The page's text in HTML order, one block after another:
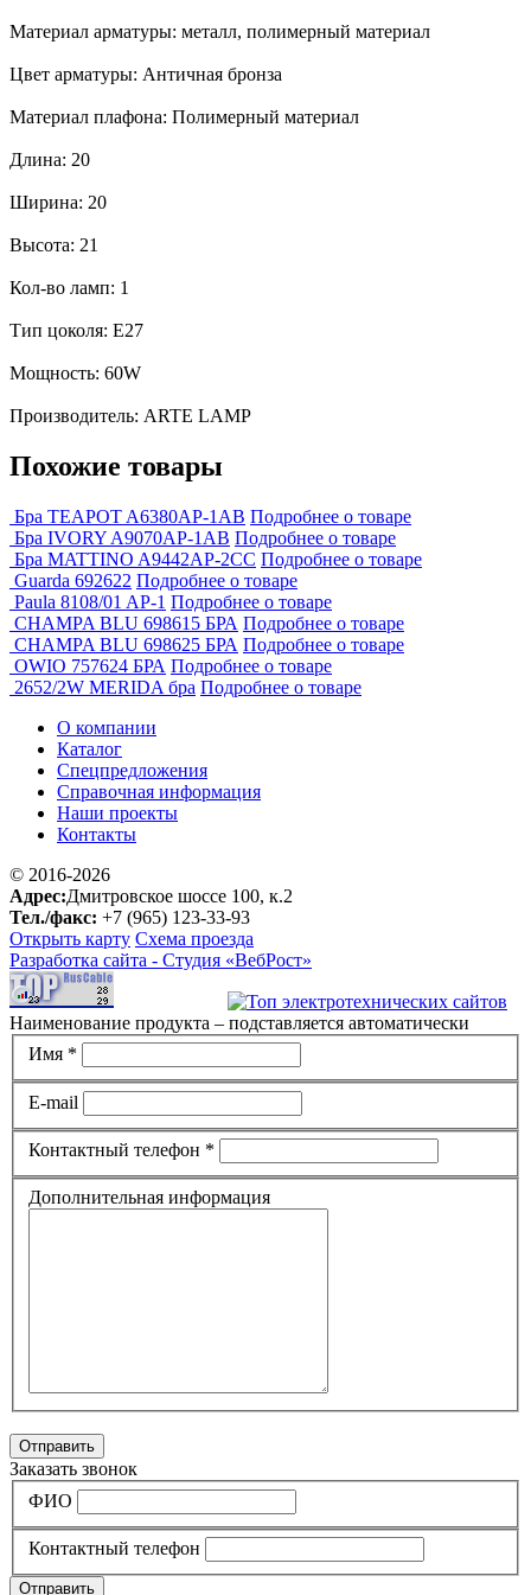
Материал арматуры: металл, полимерный материал
Цвет арматуры: Античная бронза
Материал плафона: Полимерный материал
Длина: 20
Ширина: 20
Высота: 21
Кол-во ламп: 1
Тип цоколя: E27
Мощность: 60W
Производитель: ARTE LAMP
Похожие товары
Бра TEAPOT A6380AP-1AB Подробнее о товаре
Бра IVORY A9070AP-1AB Подробнее о товаре
Бра MATTINO A9442AP-2CC Подробнее о товаре
Guarda 692622 Подробнее о товаре
Paula 8108/01 AP-1 Подробнее о товаре
CHAMPA BLU 698615 БРА Подробнее о товаре
CHAMPA BLU 698625 БРА Подробнее о товаре
OWIO 757624 БРА Подробнее о товаре
2652/2W MERIDA бра Подробнее о товаре
О компании
Каталог
Спецпредложения
Справочная информация
Наши проекты
Контакты
© 2016-2026
Адрес:Дмитровское шоссе 100, к.2
Тел./факс: +7 (965) 123-33-93
Открыть карту Схема проезда
Разработка сайта - Студия «ВебРост»
Наименование продукта – подставляется автоматически
Имя *
E-mail
Контактный телефон *
Дополнительная информация
Отправить
Заказать звонок
ФИО
Контактный телефон
Отправить